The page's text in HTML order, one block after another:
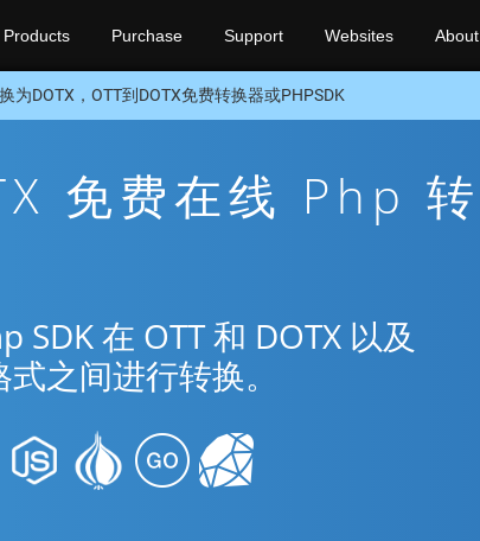
Products Purchase Support Websites About
为DOTX，OTT到DOTX免费转换器或PHPSDK
免费在线 Php 转
在 OTT 和 DOTX 以及
之间进行转换。